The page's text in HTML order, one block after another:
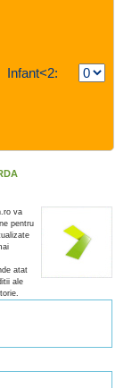
Infant<2:
va
pentru
atat
ale